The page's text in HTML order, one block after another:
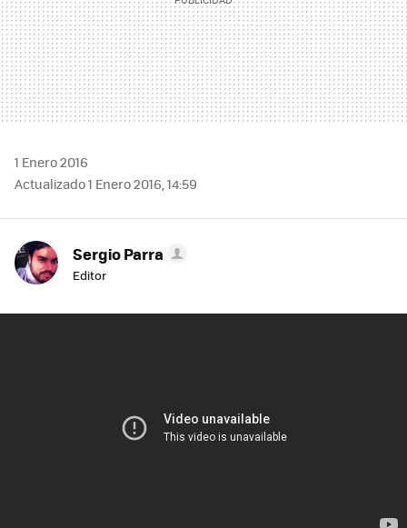
1 Enero 2016
Actualizado 1 Enero 2016, 14:59
Sergio Parra
Editor